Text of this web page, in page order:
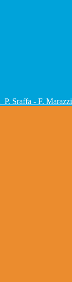
P. Sraffa - F. Marazzi